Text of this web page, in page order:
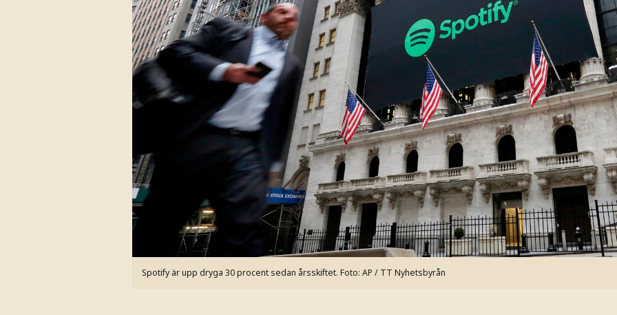
Spotify är upp dryga 30 procent sedan årsskiftet. Foto: AP / TT Nyhetsbyrån